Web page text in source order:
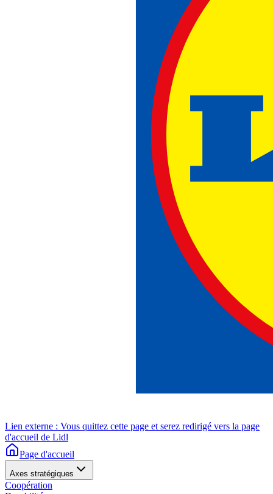
Lien externe : Vous quittez cette page et serez redirigé vers la page
d'accueil de Lidl
Page d'accueil
Axes stratégiques
Coopération